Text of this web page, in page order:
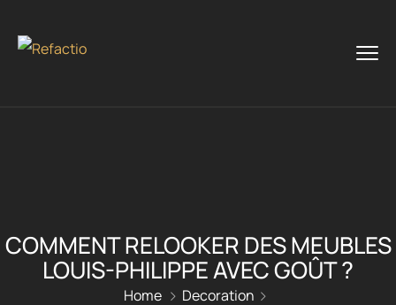
COMMENT RELOOKER DES MEUBLES
LOUIS-PHILIPPE AVEC GOÛT ?
Home
Decoration